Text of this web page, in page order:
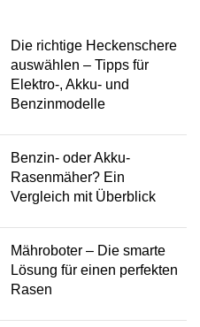
Die richtige Heckenschere
auswählen – Tipps für
Elektro-, Akku- und
Benzinmodelle
Benzin- oder Akku-
Rasenmäher? Ein
Vergleich mit Überblick
Mähroboter – Die smarte
Lösung für einen perfekten
Rasen